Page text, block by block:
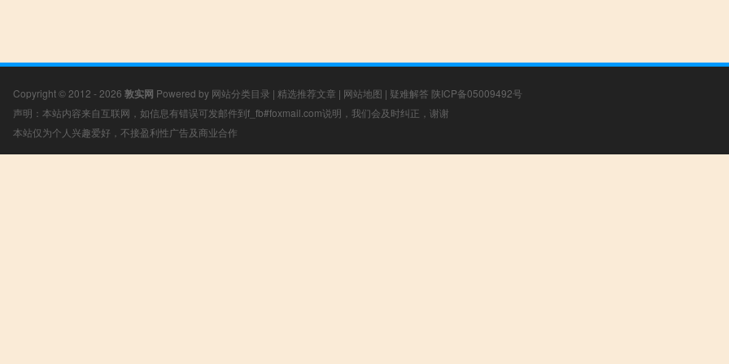
Copyright © 2012 - 2026 敦实网 Powered by 网站分类目录 | 精选推荐文章 | 网站地图 | 疑难解答 陕ICP备05009492号
声明：本站内容来自互联网，如信息有错误可发邮件到f_fb#foxmail.com说明，我们会及时纠正，谢谢
本站仅为个人兴趣爱好，不接盈利性广告及商业合作